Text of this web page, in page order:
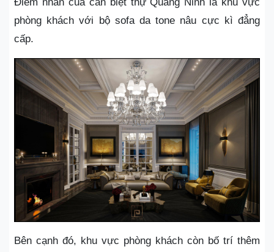
phòng khách với bộ sofa da tone nâu cực kì đẳng
cấp.
Bên cạnh đó, khu vực phòng khách còn bố trí thêm